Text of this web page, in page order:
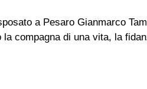
a Pesaro Gianmarco
la compagna di una vita, la